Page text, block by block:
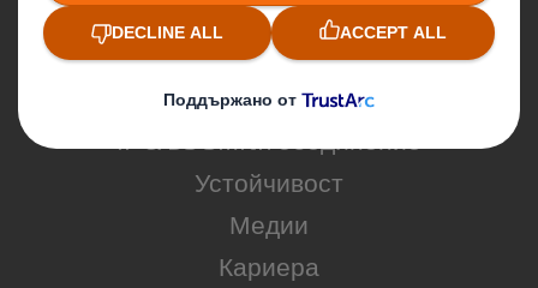
За DS Smith
За International Paper
Устойчивост
Медии
Кариера